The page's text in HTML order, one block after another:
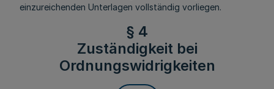
einzureichenden Unterlagen vollständig vorliegen.
§ 4
Zuständigkeit bei
Ordnungswidrigkeiten